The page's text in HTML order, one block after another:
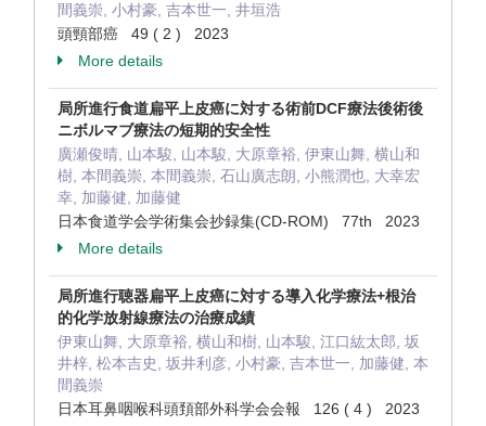
間義崇, 小村豪, 吉本世一, 井垣浩
頭頸部癌 49 ( 2 ) 2023
More details
局所進行食道扁平上皮癌に対する術前DCF療法後術後
ニボルマブ療法の短期的安全性
廣瀬俊晴, 山本駿, 山本駿, 大原章裕, 伊東山舞, 横山和
樹, 本間義崇, 本間義崇, 石山廣志朗, 小熊潤也, 大幸宏
幸, 加藤健, 加藤健
日本食道学会学術集会抄録集(CD-ROM) 77th 2023
More details
局所進行聴器扁平上皮癌に対する導入化学療法+根治
的化学放射線療法の治療成績
伊東山舞, 大原章裕, 横山和樹, 山本駿, 江口紘太郎, 坂
井梓, 松本吉史, 坂井利彦, 小村豪, 吉本世一, 加藤健, 本
間義崇
日本耳鼻咽喉科頭頚部外科学会会報 126 ( 4 ) 2023